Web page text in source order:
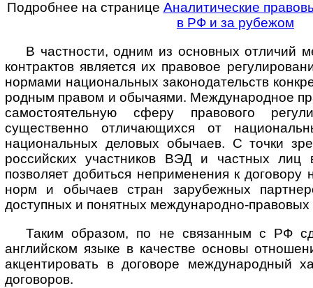
Подробнее на странице Аналитические
в РФ и за рубежом
В частности, одним из основных отличий
контрактов является их правовое
нормами национальных законодательств
род­ным правом и обычаями. Международное
самостоятельную сферу правового
существенно отличающихся от
национальных деловых обычаев. С точки
российских участников ВЭД и частных лиц
позволяет добиться неприменения к
норм и обычаев стран зарубежных
доступных и понятных международно-правовых
Таким образом, по не связанным с РФ
английском языке в качестве основы
акцентировать в договоре международный
договоров.